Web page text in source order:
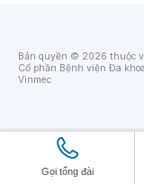
Gọi tổng đài
Bản quyền © 2026 thuộc
Cổ phần Bệnh viện Đa
Vinmec